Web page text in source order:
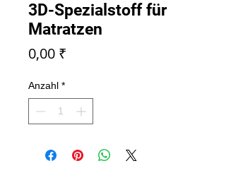
3D-Spezialstoff für
Matratzen
0,00 ₹
Anzahl *